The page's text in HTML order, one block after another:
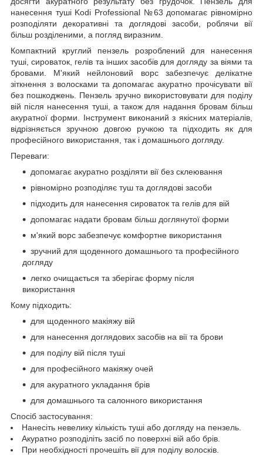
нанесення туші Kodi Professional №63 допомагає рівномірно
розподіляти декоративні та доглядові засоби, роблячи вії
більш розділеними, а погляд виразним.
Компактний круглий пензель розроблений для нанесення
туші, сироваток, гелів та інших засобів для догляду за віями та
бровами. М'який нейлоновий ворс забезпечує делікатне
зіткнення з волосками та допомагає акуратно прочісувати вії
без пошкоджень. Пензель зручно використовувати для поділу
вій після нанесення туші, а також для надання бровам більш
акуратної форми. Інструмент виконаний з якісних матеріалів,
відрізняється зручною довгою ручкою та підходить як для
професійного використання, так і домашнього догляду.
Переваги:
допомагає акуратно розділяти вії без склеювання
рівномірно розподіляє туш та доглядові засоби
підходить для нанесення сироваток та гелів для вій
допомагає надати бровам більш доглянутої форми
м'який ворс забезпечує комфортне використання
зручний для щоденного домашнього та професійного
догляду
легко очищається та зберігає форму після
використання
Кому підходить:
для щоденного макіяжу вій
для нанесення доглядових засобів на вії та брови
для поділу вій після туші
для професійного макіяжу очей
для акуратного укладання брів
для домашнього та салонного використання
Спосіб застосування:
Нанесіть невелику кількість туші або догляду на пензель.
Акуратно розподіліть засіб по поверхні вій або брів.
При необхідності прочешіть вії для поділу волосків.